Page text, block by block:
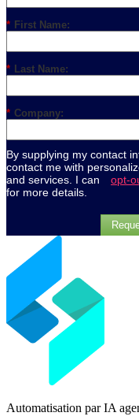
* First Name:
* Last Name:
* Company:
By supplying my contact
contact me with
and services. I can
opt-
for more details.
Automatisation par IA